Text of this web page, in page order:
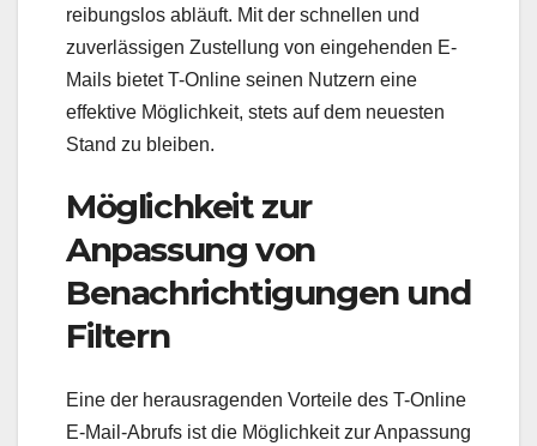
reibungslos abläuft. Mit der schnellen und
zuverlässigen Zustellung von eingehenden E-
Mails bietet T-Online seinen Nutzern eine
effektive Möglichkeit, stets auf dem neuesten
Stand zu bleiben.
Möglichkeit zur
Anpassung von
Benachrichtigungen und
Filtern
Eine der herausragenden Vorteile des T-Online
E-Mail-Abrufs ist die Möglichkeit zur Anpassung